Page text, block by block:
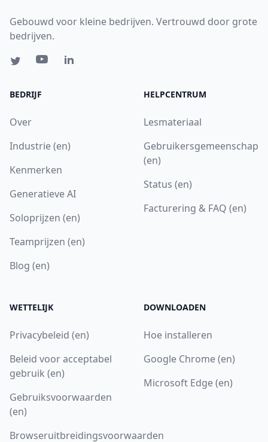
Gebouwd voor kleine bedrijven. Vertrouwd door grote
bedrijven.
BEDRIJF
Over
Industrie (en)
Kenmerken
Generatieve AI
Soloprijzen (en)
Teamprijzen (en)
Blog (en)
HELPCENTRUM
Lesmateriaal
Gebruikersgemeenschap
(en)
Status (en)
Facturering & FAQ (en)
WETTELIJK
Privacybeleid (en)
Beleid voor acceptabel
gebruik (en)
Gebruiksvoorwaarden
(en)
Browseruitbreidingsvoorwaarden
DOWNLOADEN
Hoe installeren
Google Chrome (en)
Microsoft Edge (en)